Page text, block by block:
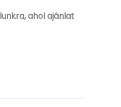
ahol ajánlat